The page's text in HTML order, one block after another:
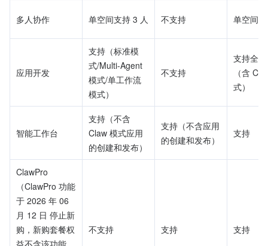
多人协作 单空间支持 3 人 不支持 单空间
应用开发
支持（标准模
式/Multi-Agent
模式/单工作流
模式）
不支持
支持全
（含
式）
智能工作台
支持（不含
Claw 模式应用
的创建和发布）
支持（不含应用
的创建和发布）
支持
ClawPro
（ClawPro 功能
于 2026 年 06
月 12 日 停止新
购，新购套餐权
益不含该功能，
不支持 支持 支持